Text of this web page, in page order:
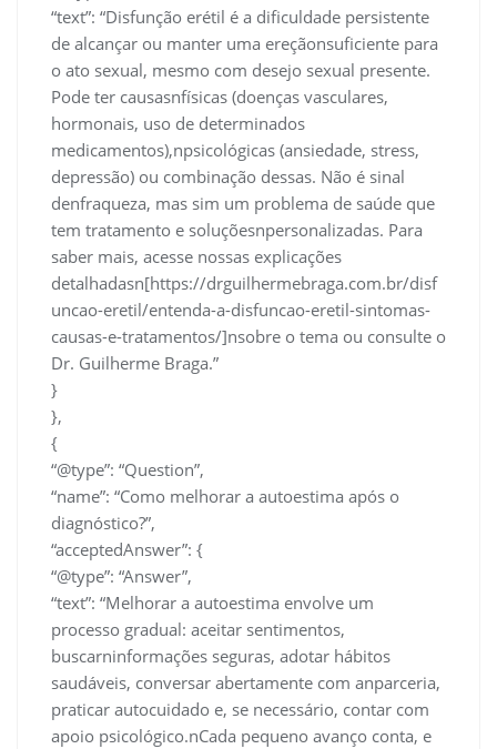
“text”: “Disfunção erétil é a dificuldade persistente
de alcançar ou manter uma ereçãonsuficiente para
o ato sexual, mesmo com desejo sexual presente.
Pode ter causasnfísicas (doenças vasculares,
hormonais, uso de determinados
medicamentos),npsicológicas (ansiedade, stress,
depressão) ou combinação dessas. Não é sinal
denfraqueza, mas sim um problema de saúde que
tem tratamento e soluçõesnpersonalizadas. Para
saber mais, acesse nossas explicações
detalhadasn[https://drguilhermebraga.com.br/disf
uncao-eretil/entenda-a-disfuncao-eretil-sintomas-
causas-e-tratamentos/]nsobre o tema ou consulte o
Dr. Guilherme Braga.”
}
},
{
“@type”: “Question”,
“name”: “Como melhorar a autoestima após o
diagnóstico?”,
“acceptedAnswer”: {
“@type”: “Answer”,
“text”: “Melhorar a autoestima envolve um
processo gradual: aceitar sentimentos,
buscarninformações seguras, adotar hábitos
saudáveis, conversar abertamente com anparceria,
praticar autocuidado e, se necessário, contar com
apoio psicológico.nCada pequeno avanço conta, e